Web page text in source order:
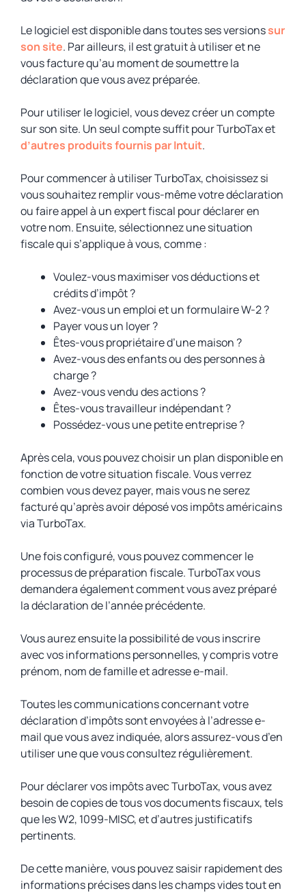
Le logiciel est disponible dans toutes ses versionssur
son site. Par ailleurs, il est gratuit à utiliser et ne
vous facture qu’au moment de soumettre la
déclaration que vous avez préparée.
Pour utiliser le logiciel, vous devez créer un compte
sur son site. Un seul compte suffit pour TurboTax et
d’autres produits fournis par Intuit.
Pour commencer à utiliser TurboTax, choisissez si
vous souhaitez remplir vous-même votre déclaration
ou faire appel à un expert fiscal pour déclarer en
votre nom. Ensuite, sélectionnez une situation
fiscale qui s’applique à vous, comme :
Voulez-vous maximiser vos déductions et
crédits d’impôt ?
Avez-vous un emploi et un formulaire W-2 ?
Payer vous un loyer ?
Êtes-vous propriétaire d’une maison ?
Avez-vous des enfants ou des personnes à
charge ?
Avez-vous vendu des actions ?
Êtes-vous travailleur indépendant ?
Possédez-vous une petite entreprise ?
Après cela, vous pouvez choisir un plan disponible en
fonction de votre situation fiscale. Vous verrez
combien vous devez payer, mais vous ne serez
facturé qu’après avoir déposé vos impôts américains
via TurboTax.
Une fois configuré, vous pouvez commencer le
processus de préparation fiscale. TurboTax vous
demandera également comment vous avez préparé
la déclaration de l’année précédente.
Vous aurez ensuite la possibilité de vous inscrire
avec vos informations personnelles, y compris votre
prénom, nom de famille et adresse e-mail.
Toutes les communications concernant votre
déclaration d’impôts sont envoyées à l’adresse e-
mail que vous avez indiquée, alors assurez-vous d’en
utiliser une que vous consultez régulièrement.
Pour déclarer vos impôts avec TurboTax, vous avez
besoin de copies de tous vos documents fiscaux, tels
que les W2, 1099-MISC, et d’autres justificatifs
pertinents.
De cette manière, vous pouvez saisir rapidement des
informations précises dans les champs vides tout en